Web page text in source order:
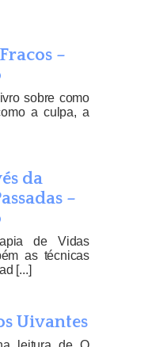
–
sobre como
a culpa, a
da
–
de Vidas
as técnicas
[...]
Uivantes